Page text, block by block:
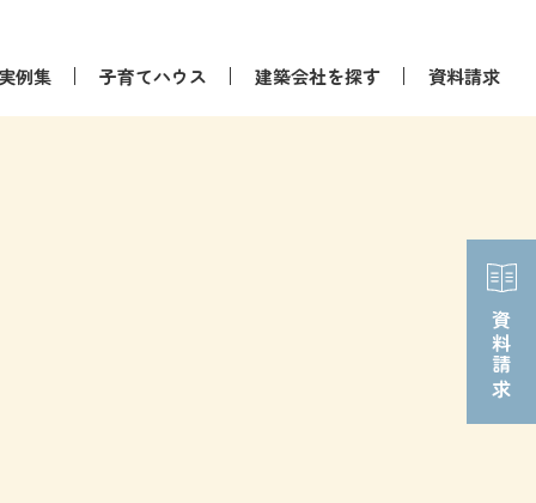
例集 子育てハウス 建築会社を探す 資料請求
資料請求